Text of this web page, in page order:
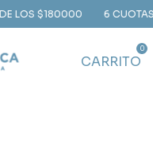
$180000 6 CUOTAS SIN
CARRITO
0